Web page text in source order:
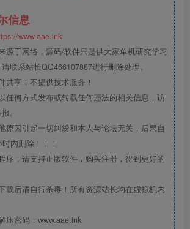
信息
www.aae.ink
源于网络，源码/软件只是供大家单机研究学习
联系站长QQ466107887进行删除处理。
共享！不提供技术服务！
任何方式发布或转载任何违法的相关信息，访
。
原因引起一切纠纷和本人与论坛无关，后果自
内删除！！！
序，请支持正版软件，购买注册，得到更好的
载后请自行杀毒！所有资源站长均在虚拟机内
压密码：www.aae.ink